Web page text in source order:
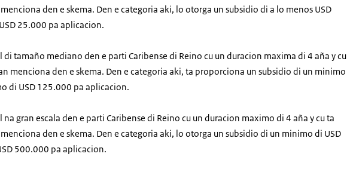
den e skema. Den e categoria aki, lo otorga un subsidio di a lo menos USD
25.000 pa aplicacion.
di tamaño mediano den e parti Caribense di Reino cu un duracion maxima di 4 aña y cu
menciona den e skema. Den e categoria aki, ta proporciona un subsidio di un minimo
di USD 125.000 pa aplicacion.
na gran escala den e parti Caribense di Reino cu un duracion maximo di 4 aña y cu ta
den e skema. Den e categoria aki, lo otorga un subsidio di un minimo di USD
500.000 pa aplicacion.